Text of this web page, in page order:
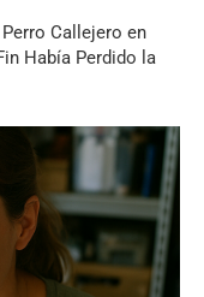
Callejero en
Había Perdido la